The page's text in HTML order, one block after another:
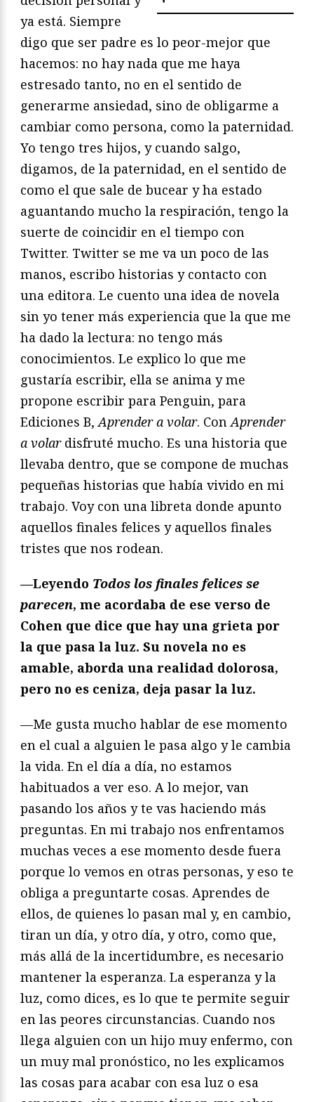
ya está. Siempre
digo que ser padre es lo peor-mejor que
hacemos: no hay nada que me haya
estresado tanto, no en el sentido de
generarme ansiedad, sino de obligarme a
cambiar como persona, como la paternidad.
Yo tengo tres hijos, y cuando salgo,
digamos, de la paternidad, en el sentido de
como el que sale de bucear y ha estado
aguantando mucho la respiración, tengo la
suerte de coincidir en el tiempo con
Twitter. Twitter se me va un poco de las
manos, escribo historias y contacto con
una editora. Le cuento una idea de novela
sin yo tener más experiencia que la que me
ha dado la lectura: no tengo más
conocimientos. Le explico lo que me
gustaría escribir, ella se anima y me
propone escribir para Penguin, para
Ediciones B,Aprender a volar. ConAprender
a volardisfruté mucho. Es una historia que
llevaba dentro, que se compone de muchas
pequeñas historias que había vivido en mi
trabajo. Voy con una libreta donde apunto
aquellos finales felices y aquellos finales
tristes que nos rodean.
—Leyendo Todos los finales felices se
parecen, me acordaba de ese verso de
Cohen que dice que hay una grieta por
la que pasa la luz. Su novela no es
amable, aborda una realidad dolorosa,
pero no es ceniza, deja pasar la luz.
—Me gusta mucho hablar de ese momento
en el cual a alguien le pasa algo y le cambia
la vida. En el día a día, no estamos
habituados a ver eso. A lo mejor, van
pasando los años y te vas haciendo más
preguntas. En mi trabajo nos enfrentamos
muchas veces a ese momento desde fuera
porque lo vemos en otras personas, y eso te
obliga a preguntarte cosas. Aprendes de
ellos, de quienes lo pasan mal y, en cambio,
tiran un día, y otro día, y otro, como que,
más allá de la incertidumbre, es necesario
mantener la esperanza. La esperanza y la
luz, como dices, es lo que te permite seguir
en las peores circunstancias. Cuando nos
llega alguien con un hijo muy enfermo, con
un muy mal pronóstico, no les explicamos
las cosas para acabar con esa luz o esa